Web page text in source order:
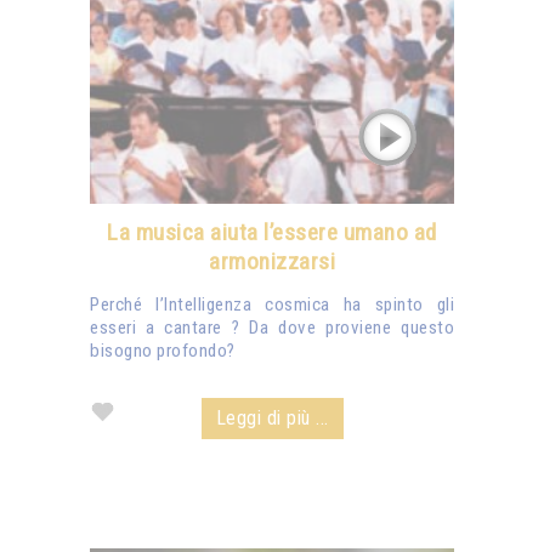
La musica aiuta l’essere umano ad
armonizzarsi
Perché l’Intelligenza cosmica ha spinto gli
esseri a cantare ? Da dove proviene questo
bisogno profondo?
Leggi di più ...